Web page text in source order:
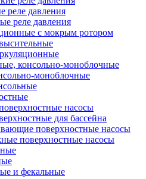
реле давления
реле давления
с мокрым ротором
консольно-моноблочные
моноблочные
насосы
для бассейна
поверхностные насосы
поверхностные насосы
и фекальные